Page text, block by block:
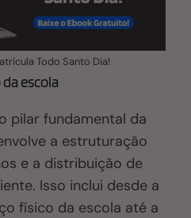
Todo Santo Dia!
escola
pilar fundamental da
a estruturação
e a distribuição de
Isso inclui desde a
físico da escola até a